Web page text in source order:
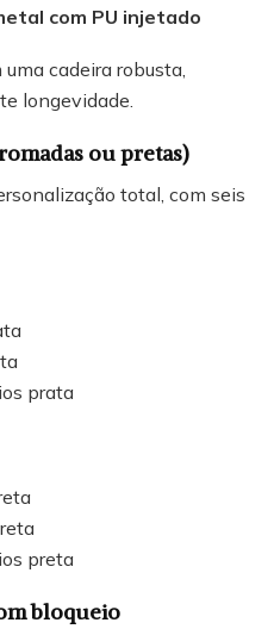
com PU injetado
cadeira robusta,
longevidade.
ou pretas)
total, com seis
prata
preta
bloqueio